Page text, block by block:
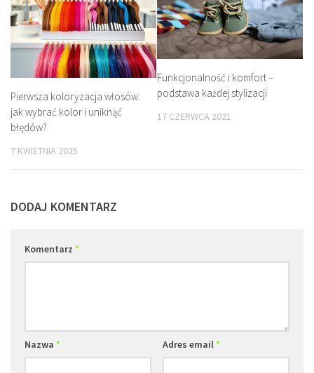
Pierwsza koloryzacja włosów:
jak wybrać kolor i uniknąć
błędów?
7 KWIETNIA 2025
Funkcjonalność i komfort –
podstawa każdej stylizacji
17 CZERWCA 2021
DODAJ KOMENTARZ
Komentarz *
Nazwa * Adres email*